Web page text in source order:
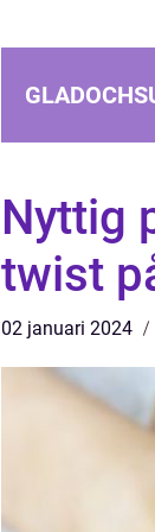
Nyttig
twist
02 januari 2024